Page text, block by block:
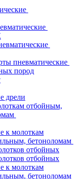
пневматические
пород
дрели
отбойным,
к молоткам
бетоноломам
отбойных
отбойных
к молоткам
бетоноломам